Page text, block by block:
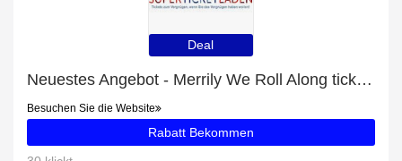
Deal
Neuestes Angebot - Merrily We Roll Along tickets mit 30% Rabatt
Besuchen Sie die Website
Rabatt Bekommen